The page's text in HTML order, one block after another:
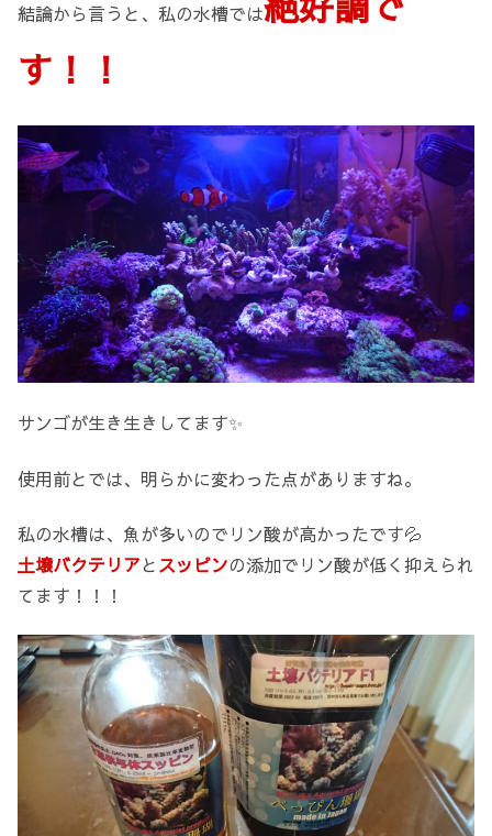
結論から言うと、私の水槽では
す！！
サンゴが生き生きしてます✨
使用前とでは、明らかに変わった点がありますね。
私の水槽は、魚が多いのでリン酸が高かったです💦
土壌バクテリアとスッピンの添加でリン酸が低く抑えられ
てます！！！